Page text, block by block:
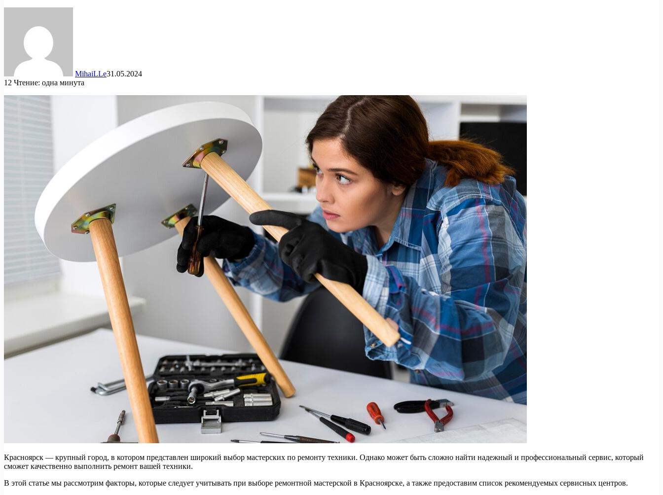
MihaiLLe31.05.2024
12 Чтение: одна минута
Красноярск — крупный город, в котором представлен широкий выбор мастерских по ремонту техники. Однако может быть сложно найти надежный и профессиональный сервис, который
сможет качественно выполнить ремонт вашей техники.
В этой статье мы рассмотрим факторы, которые следует учитывать при выборе ремонтной мастерской в Красноярске, а также предоставим список рекомендуемых сервисных центров.